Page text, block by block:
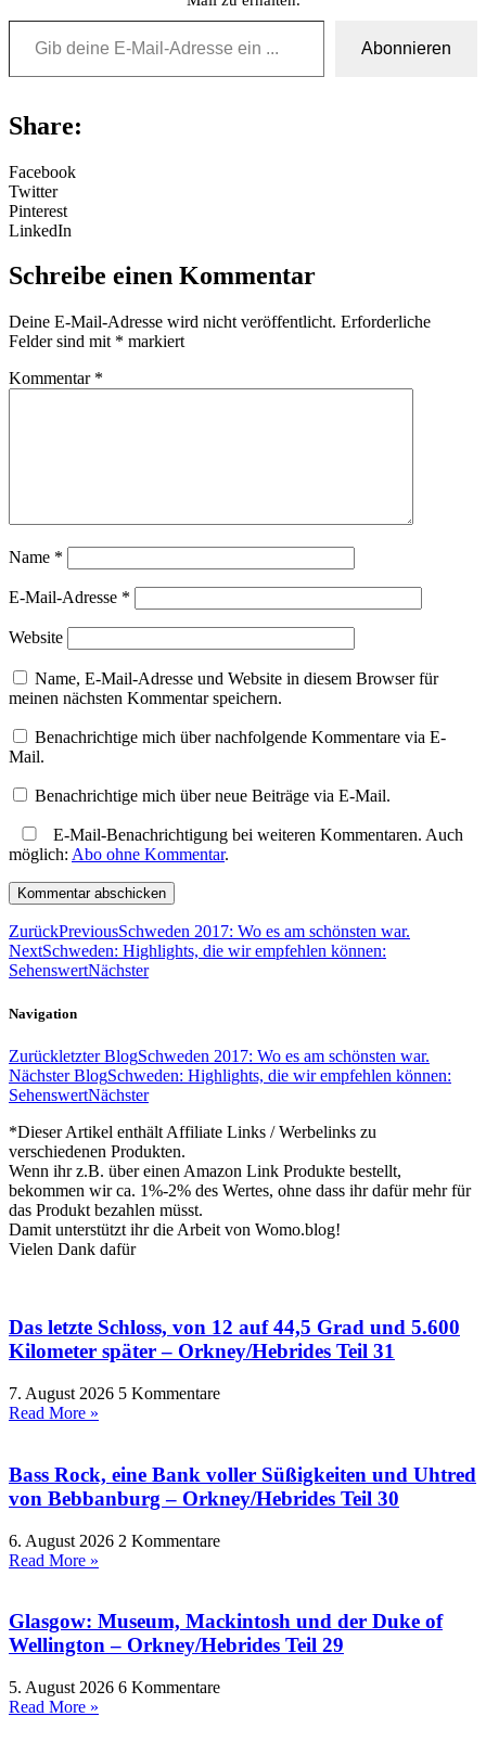
Gib deine E-Mail-Adresse ein ...
Abonnieren
Share:
Facebook
Twitter
Pinterest
LinkedIn
Schreibe einen Kommentar
Deine E-Mail-Adresse wird nicht veröffentlicht. Erforderliche
Felder sind mit * markiert
Kommentar *
Name *
E-Mail-Adresse *
Website
Name, E-Mail-Adresse und Website in diesem Browser für
meinen nächsten Kommentar speichern.
Benachrichtige mich über nachfolgende Kommentare via E-
Mail.
Benachrichtige mich über neue Beiträge via E-Mail.
E-Mail-Benachrichtigung bei weiteren Kommentaren. Auch
möglich: Abo ohne Kommentar.
ZurückPreviousSchweden 2017: Wo es am schönsten war.
NextSchweden: Highlights, die wir empfehlen können:
SehenswertNächster
Navigation
Zurückletzter BlogSchweden 2017: Wo es am schönsten war.
Nächster BlogSchweden: Highlights, die wir empfehlen können:
SehenswertNächster
*Dieser Artikel enthält Affiliate Links / Werbelinks zu
verschiedenen Produkten.
Wenn ihr z.B. über einen Amazon Link Produkte bestellt,
bekommen wir ca. 1%-2% des Wertes, ohne dass ihr dafür mehr für
das Produkt bezahlen müsst.
Damit unterstützt ihr die Arbeit von Womo.blog!
Vielen Dank dafür
Das letzte Schloss, von 12 auf 44,5 Grad und 5.600
Kilometer später – Orkney/Hebrides Teil 31
7. August 2026 5 Kommentare
Read More »
Bass Rock, eine Bank voller Süßigkeiten und Uhtred
von Bebbanburg – Orkney/Hebrides Teil 30
6. August 2026 2 Kommentare
Read More »
Glasgow: Museum, Mackintosh und der Duke of
Wellington – Orkney/Hebrides Teil 29
5. August 2026 6 Kommentare
Read More »